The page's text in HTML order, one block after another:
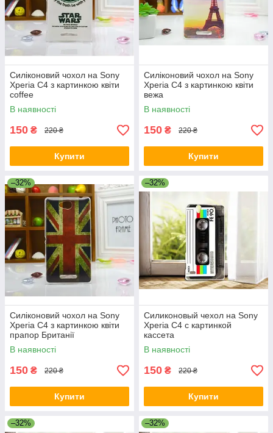
Силіконовий чохол на Sony
Xperia C4 з картинкою квіти
coffee
В наявності
150 ₴ 220 ₴
Купити
Силіконовий чохол на Sony
Xperia C4 з картинкою квіти
вежа
В наявності
150 ₴ 220 ₴
Купити
–32%
Силіконовий чохол на Sony
Xperia C4 з картинкою квіти
прапор Британії
В наявності
150 ₴ 220 ₴
Купити
–32%
Силиконовый чехол на Sony
Xperia C4 с картинкой
кассета
В наявності
150 ₴ 220 ₴
Купити
–32% –32%